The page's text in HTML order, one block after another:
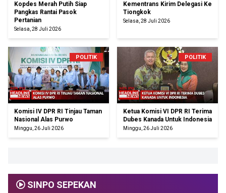
Kopdes Merah Putih Siap
Pangkas Rantai Pasok
Pertanian
Selasa, 28 Juli 2026
Kementrans Kirim Delegasi Ke
Tiongkok
Selasa, 28 Juli 2026
POLITIK
Komisi IV DPR RI Tinjau Taman
Nasional Alas Purwo
Minggu, 26 Juli 2026
POLITIK
Ketua Komisi VI DPR RI Terima
Dubes Kanada Untuk Indonesia
Minggu, 26 Juli 2026
SINPO SEPEKAN